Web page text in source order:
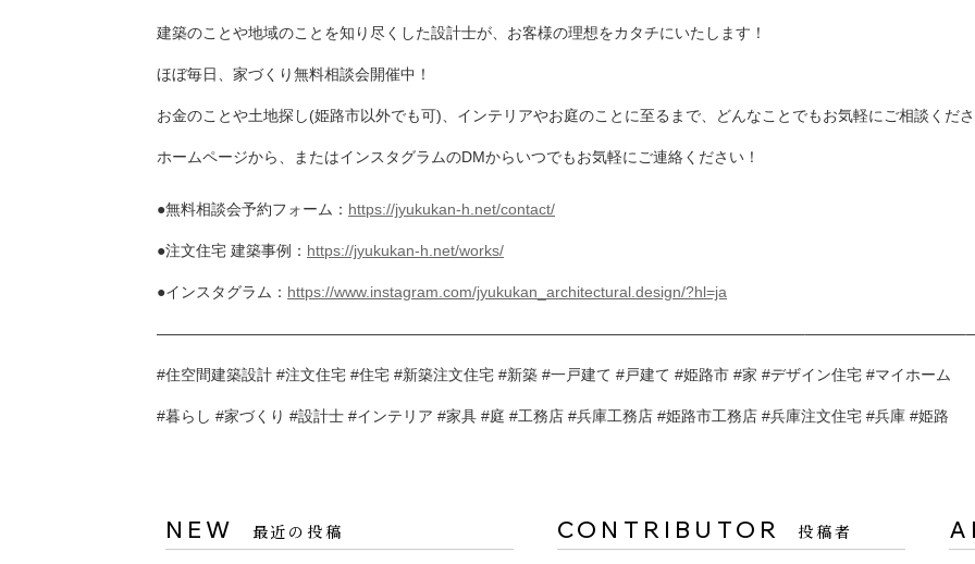
建築のことや地域のことを知り尽くした設計士が、お客様の理想をカタチにいたします！
ほぼ毎日、家づくり無料相談会開催中！
お金のことや土地探し(姫路市以外でも可)、インテリアやお庭のことに至るまで、どんなことでもお気軽にご相談くださ
ホームページから、またはインスタグラムのDMからいつでもお気軽にご連絡ください！
●無料相談会予約フォーム： https://jyukukan-h.net/contact/
●注文住宅 建築事例： https://jyukukan-h.net/works/
●インスタグラム： https://www.instagram.com/jyukukan_architectural.design/?hl=ja
#住空間建築設計 #注文住宅 #住宅 #新築注文住宅 #新築 #一戸建て #戸建て #姫路市 #家 #デザイン住宅 #マイホーム
#暮らし #家づくり #設計士 #インテリア #家具 #庭 #工務店 #兵庫工務店 #姫路市工務店 #兵庫注文住宅 #兵庫 #姫路
NEW 最近の投稿 CONTRIBUTOR 投稿者